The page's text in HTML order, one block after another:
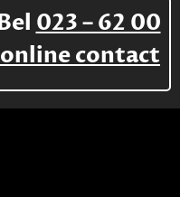
023 – 62 00
online contact